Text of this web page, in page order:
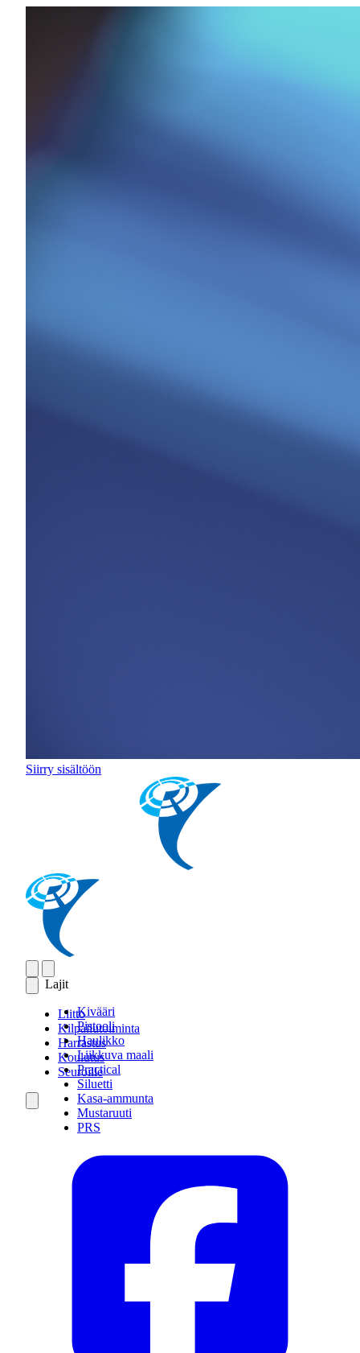
Siirry sisältöön
Lajit
Kivääri
Pistooli
Haulikko
Liikkuva maali
Practical
Siluetti
Kasa-ammunta
Mustaruuti
PRS
Liitto
Kilpailutoiminta
Harrastus
Koulutus
Seuroille